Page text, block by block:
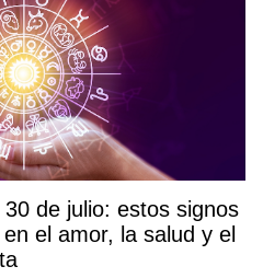
de julio: estos signos
el amor, la salud y el